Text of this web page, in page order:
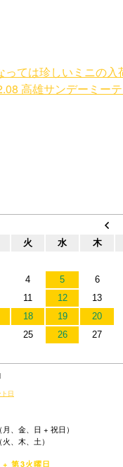
火 水 木
4 5 6
11 12 13
18 19 20
25 26 27
日
、金、日 + 祝日）
、木、土）
+ 第3火曜日
っては珍しいミニの入
高雄サンデーミー